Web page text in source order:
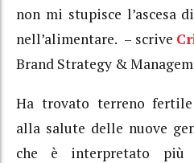
non mi stupisce l’ascesa
nell’alimentare. – scrive
Brand Strategy &
Ha trovato terreno fertile
alla salute delle nuove
che è interpretato più